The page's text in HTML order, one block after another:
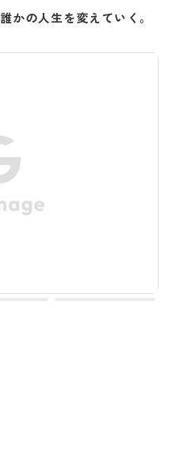
かの人生を変えていく。